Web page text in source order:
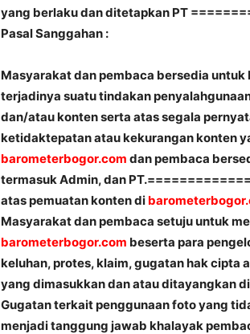
yang berlaku dan ditetapkan PT
Pasal Sanggahan :
Masyarakat dan pembaca bersedia
terjadinya suatu tindakan
dan/atau konten serta atas segala
ketidaktepatan atau kekurangan konten
barometerbogor.com dan pembaca
termasuk Admin, dan
atas pemuatan konten di
Masyarakat dan pembaca setuju untuk
barometerbogor.com beserta para
keluhan, protes, klaim, gugatan hak cipta
yang dimasukkan dan atau ditayangkan di
Gugatan terkait penggunaan foto yang
menjadi tanggung jawab khalayak